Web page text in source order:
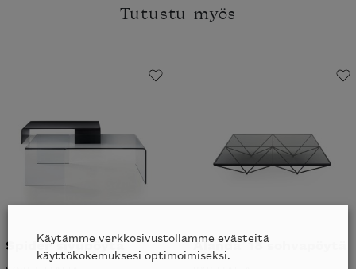
Tutustu myös
Spider sivupöytä Alanda´18 sohvapöytä
Käytämme verkkosivustollamme evästeitä
käyttökokemuksesi optimoimiseksi.